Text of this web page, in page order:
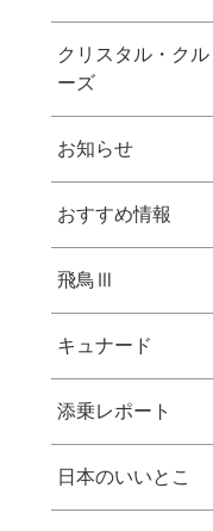
クリスタル・クル
ーズ
お知らせ
おすすめ情報
飛鳥Ⅲ
キュナード
添乗レポート
日本のいいとこ